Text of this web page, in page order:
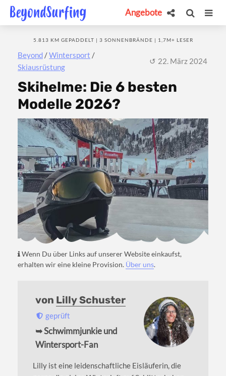
Angebote
Beyond /Wintersport /
Skiausrüstung
5.813 KM GEPADDELT | 3 SONNENBRÄNDE | 1,7M+ LESER
22. März 2024
Skihelme: Die 6 besten
Modelle 2026?
Wenn Du über Links auf unserer Website einkaufst,
erhalten wir eine kleine Provision. Über uns.
von Lilly Schuster
geprüft
➥ Schwimmjunkie und
Wintersport-Fan
Lilly ist eine leidenschaftliche Eisläuferin, die